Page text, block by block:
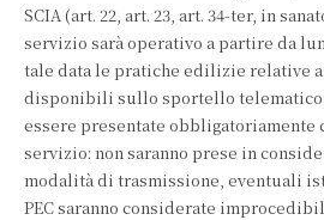
SCIA (art. 22, art. 23, art. 34-ter, in
servizio sarà operativo a partire da
tale data le pratiche edilizie relative
disponibili sullo sportello telematico
essere presentate
servizio: non saranno prese in
modalità di trasmissione, eventuali
PEC saranno considerate